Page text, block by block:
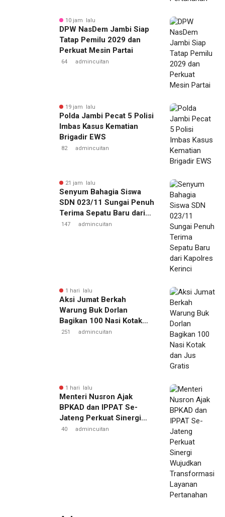
10 jam lalu
DPW NasDem Jambi Siap
Tatap Pemilu 2029 dan
Perkuat Mesin Partai
64 admincuitan
19 jam lalu
Polda Jambi Pecat 5 Polisi
Imbas Kasus Kematian
Brigadir EWS
82 admincuitan
21 jam lalu
Senyum Bahagia Siswa
SDN 023/11 Sungai Penuh
Terima Sepatu Baru dari
Kapolres Kerinci
147 admincuitan
1 hari lalu
Aksi Jumat Berkah
Warung Buk Dorlan
Bagikan 100 Nasi Kotak
dan Jus Gratis
251 admincuitan
1 hari lalu
Menteri Nusron Ajak
BPKAD dan IPPAT Se-
Jateng Perkuat Sinergi
Wujudkan Transformasi
40 admincuitan